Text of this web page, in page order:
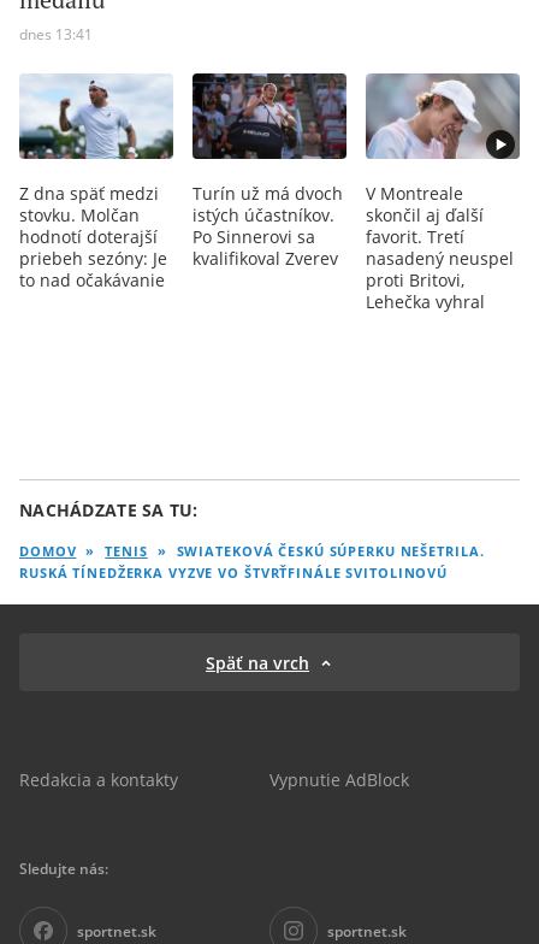
dnes 13:41
Z dna späť medzi
stovku. Molčan
hodnotí doterajší
priebeh sezóny: Je
to nad očakávanie
Turín už má dvoch
istých účastníkov.
Po Sinnerovi sa
kvalifikoval Zverev
V Montreale
skončil aj ďalší
favorit. Tretí
nasadený neuspel
proti Britovi,
Lehečka vyhral
NACHÁDZATE SA TU:
DOMOV » TENIS » SWIATEKOVÁ ČESKÚ SÚPERKU NEŠETRILA.
RUSKÁ TÍNEDŽERKA VYZVE VO ŠTVRŤFINÁLE SVITOLINOVÚ
Späť na vrch
Redakcia a kontakty Vypnutie AdBlock
Sledujte nás:
sportnet.sk sportnet.sk